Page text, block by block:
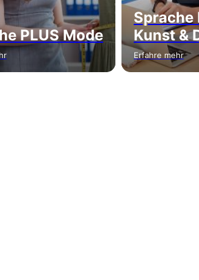
PLUS Mode
Sprache
Kunst &
Erfahre mehr